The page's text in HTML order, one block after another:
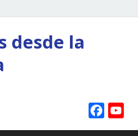
desde la